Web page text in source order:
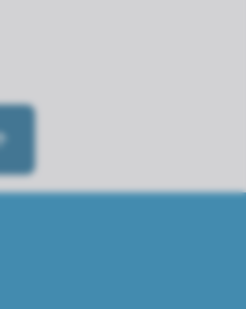
Til toppen